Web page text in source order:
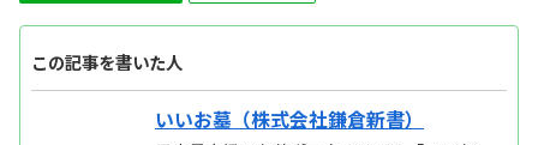
この記事を書いた人
いいお墓（株式会社鎌倉新書）